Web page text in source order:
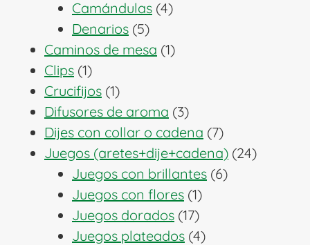
Camándulas 44
Denarios 55
productos
Caminos de mesa 11
Clips 11
producto
Crucifijos 11
producto
Difusores de aroma 33
productos
Dijes con collar o cadena 77
productos
Juegos (aretes+dije+cadena) 2424
Juegos con brillantes 66
Juegos con flores 11
producto
Juegos dorados 1717
productos
Juegos plateados 44